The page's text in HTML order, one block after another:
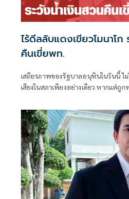
ไร้ดีลลับแดงเขียวโมนาโก
คืนเขี่ยพท.
เสถียรภาพของรัฐบาลอนุทินในวันนี้ ไ
เสียงในสภาเพียงอย่างเดียว หากแต่ถู
ข่ายอำนาจของพรรคภูมิใจไทย